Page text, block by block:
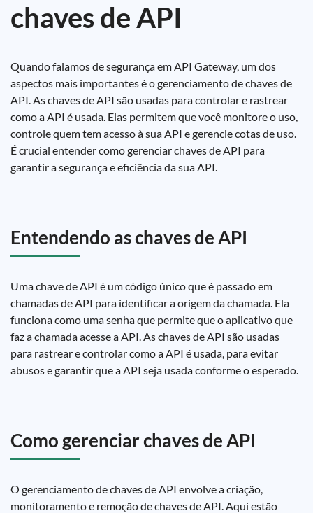
chaves de API
Quando falamos de segurança em API Gateway, um dos
aspectos mais importantes é o gerenciamento de chaves de
API. As chaves de API são usadas para controlar e rastrear
como a API é usada. Elas permitem que você monitore o uso,
controle quem tem acesso à sua API e gerencie cotas de uso.
É crucial entender como gerenciar chaves de API para
garantir a segurança e eficiência da sua API.
Entendendo as chaves de API
Uma chave de API é um código único que é passado em
chamadas de API para identificar a origem da chamada. Ela
funciona como uma senha que permite que o aplicativo que
faz a chamada acesse a API. As chaves de API são usadas
para rastrear e controlar como a API é usada, para evitar
abusos e garantir que a API seja usada conforme o esperado.
Como gerenciar chaves de API
O gerenciamento de chaves de API envolve a criação,
monitoramento e remoção de chaves de API. Aqui estão